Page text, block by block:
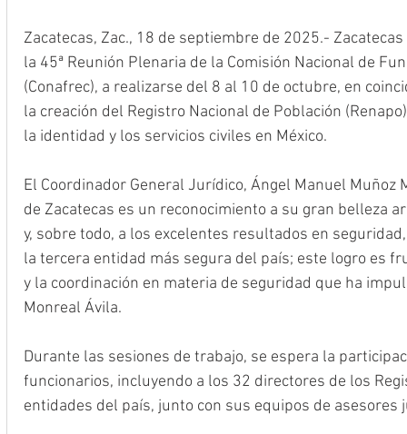
Zacatecas, Zac., 18 de septiembre de 2025.-
la 45ª Reunión Plenaria de la Comisión Nacional de
(Conafrec), a realizarse del 8 al 10 de octubre, en
la creación del Registro Nacional de Población
la identidad y los servicios civiles en México.
El Coordinador General Jurídico, Ángel Manuel Muñoz
de Zacatecas es un reconocimiento a su gran belleza
y, sobre todo, a los excelentes resultados en
la tercera entidad más segura del país; este logro es
y la coordinación en materia de seguridad que ha
Monreal Ávila.
Durante las sesiones de trabajo, se espera la
funcionarios, incluyendo a los 32 directores de los
entidades del país, junto con sus equipos de asesores